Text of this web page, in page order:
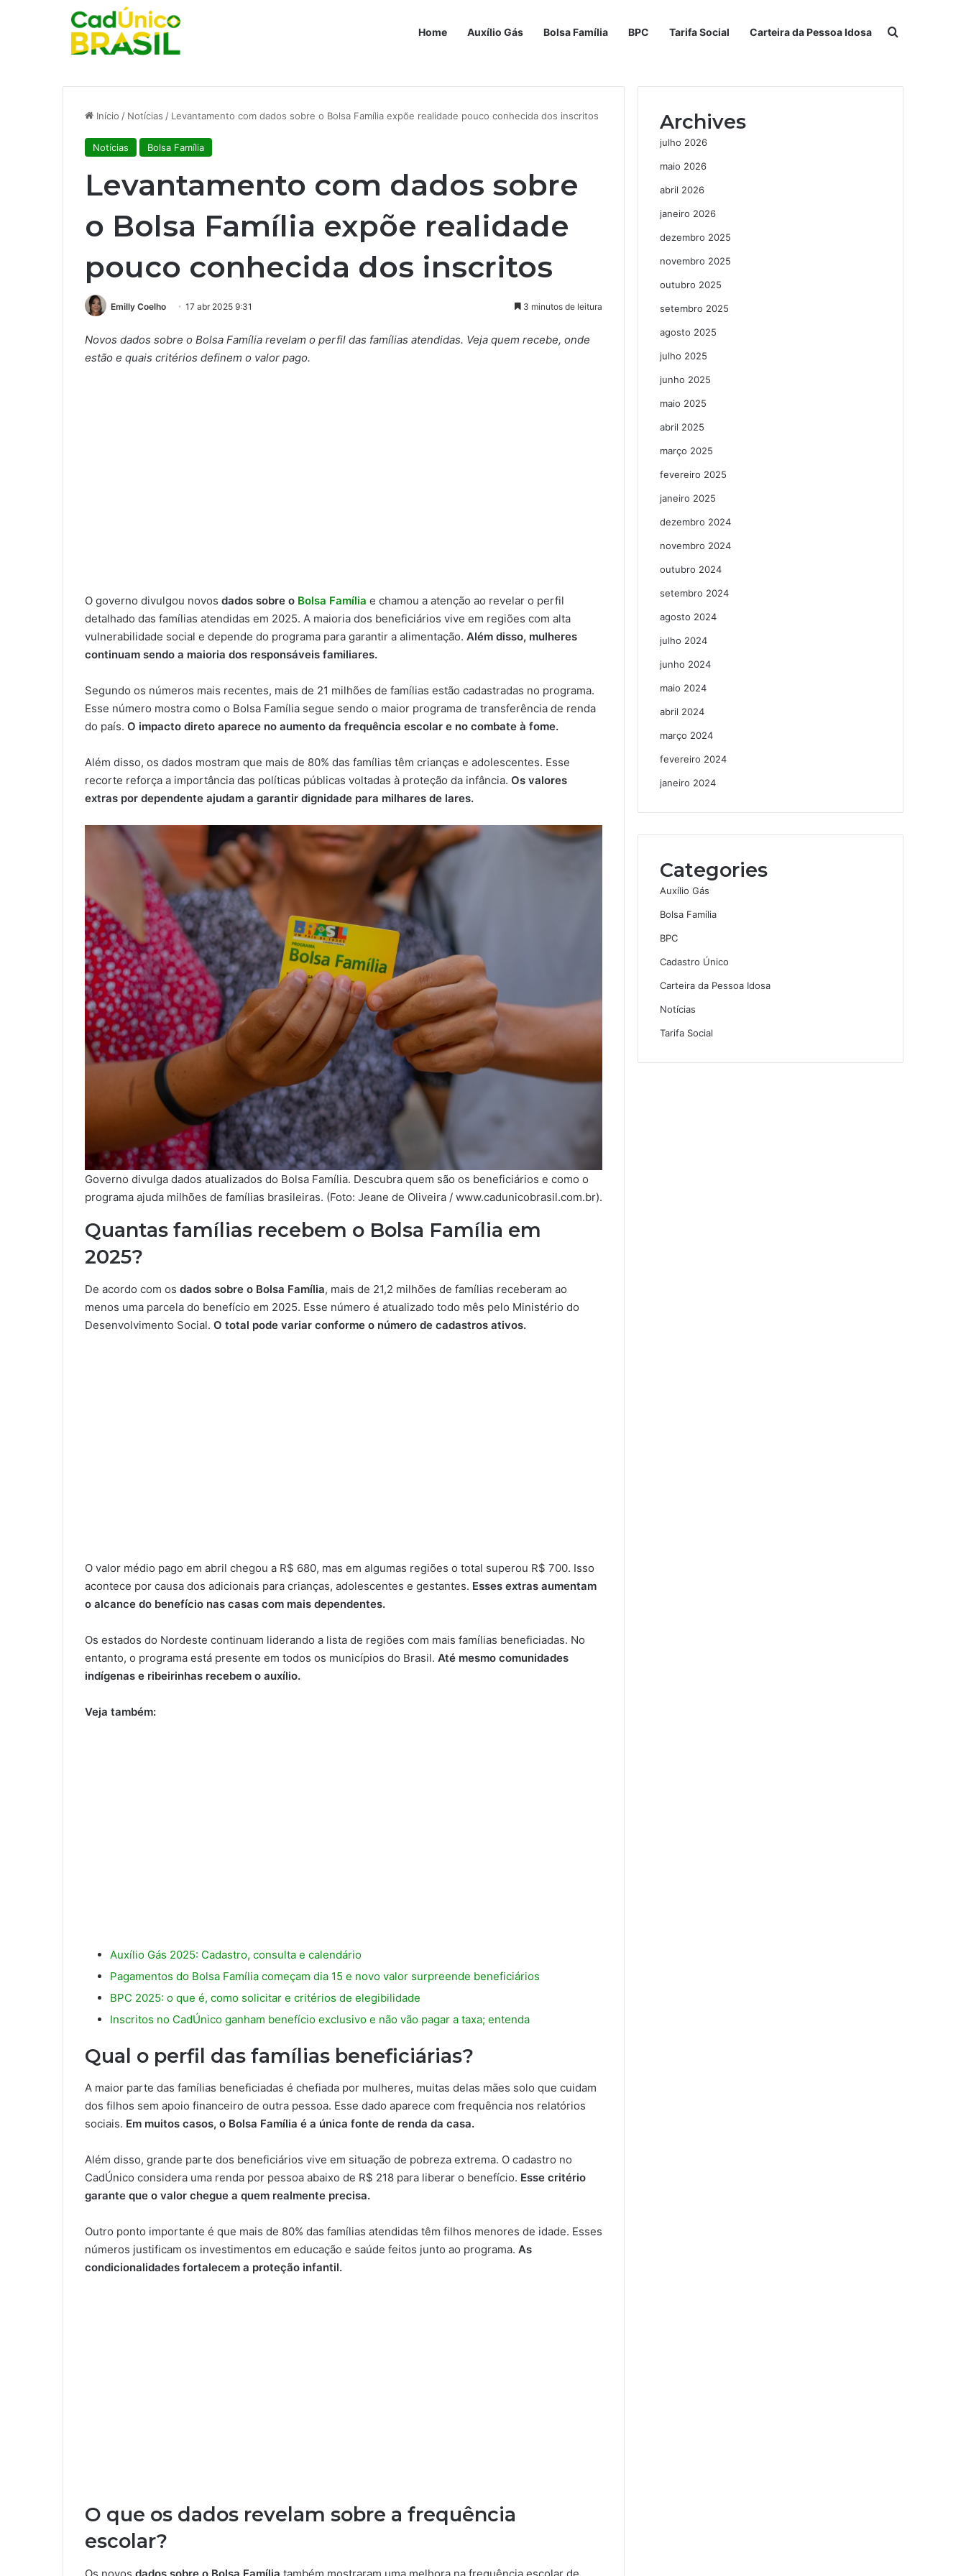
Home Auxílio Gás Bolsa Família BPC Tarifa Social Carteira da Pessoa Idosa Procurar por
Início / Notícias / Levantamento com dados sobre o Bolsa Família expõe realidade pouco conhecida dos inscritos
Notícias Bolsa Família
Levantamento com dados sobre
o Bolsa Família expõe realidade
pouco conhecida dos inscritos
Emilly Coelho 17 abr 2025 9:31 3 minutos de leitura
Novos dados sobre o Bolsa Família revelam o perfil das famílias atendidas. Veja quem recebe, onde
estão e quais critérios definem o valor pago.
O governo divulgou novos dados sobre o Bolsa Família e chamou a atenção ao revelar o perfil
detalhado das famílias atendidas em 2025. A maioria dos beneficiários vive em regiões com alta
vulnerabilidade social e depende do programa para garantir a alimentação. Além disso, mulheres
continuam sendo a maioria dos responsáveis familiares.
Segundo os números mais recentes, mais de 21 milhões de famílias estão cadastradas no programa.
Esse número mostra como o Bolsa Família segue sendo o maior programa de transferência de renda
do país. O impacto direto aparece no aumento da frequência escolar e no combate à fome.
Além disso, os dados mostram que mais de 80% das famílias têm crianças e adolescentes. Esse
recorte reforça a importância das políticas públicas voltadas à proteção da infância. Os valores
extras por dependente ajudam a garantir dignidade para milhares de lares.
Governo divulga dados atualizados do Bolsa Família. Descubra quem são os beneficiários e como o
programa ajuda milhões de famílias brasileiras. (Foto: Jeane de Oliveira / www.cadunicobrasil.com.br).
Quantas famílias recebem o Bolsa Família em
2025?
De acordo com os dados sobre o Bolsa Família, mais de 21,2 milhões de famílias receberam ao
menos uma parcela do benefício em 2025. Esse número é atualizado todo mês pelo Ministério do
Desenvolvimento Social. O total pode variar conforme o número de cadastros ativos.
O valor médio pago em abril chegou a R$ 680, mas em algumas regiões o total superou R$ 700. Isso
acontece por causa dos adicionais para crianças, adolescentes e gestantes. Esses extras aumentam
o alcance do benefício nas casas com mais dependentes.
Os estados do Nordeste continuam liderando a lista de regiões com mais famílias beneficiadas. No
entanto, o programa está presente em todos os municípios do Brasil. Até mesmo comunidades
indígenas e ribeirinhas recebem o auxílio.
Veja também:
Auxílio Gás 2025: Cadastro, consulta e calendário
Pagamentos do Bolsa Família começam dia 15 e novo valor surpreende beneficiários
BPC 2025: o que é, como solicitar e critérios de elegibilidade
Inscritos no CadÚnico ganham benefício exclusivo e não vão pagar a taxa; entenda
Qual o perfil das famílias beneficiárias?
A maior parte das famílias beneficiadas é chefiada por mulheres, muitas delas mães solo que cuidam
dos filhos sem apoio financeiro de outra pessoa. Esse dado aparece com frequência nos relatórios
sociais. Em muitos casos, o Bolsa Família é a única fonte de renda da casa.
Além disso, grande parte dos beneficiários vive em situação de pobreza extrema. O cadastro no
CadÚnico considera uma renda por pessoa abaixo de R$ 218 para liberar o benefício. Esse critério
garante que o valor chegue a quem realmente precisa.
Outro ponto importante é que mais de 80% das famílias atendidas têm filhos menores de idade. Esses
números justificam os investimentos em educação e saúde feitos junto ao programa. As
condicionalidades fortalecem a proteção infantil.
O que os dados revelam sobre a frequência
escolar?
Archives
julho 2026
maio 2026
abril 2026
janeiro 2026
dezembro 2025
novembro 2025
outubro 2025
setembro 2025
agosto 2025
julho 2025
junho 2025
maio 2025
abril 2025
março 2025
fevereiro 2025
janeiro 2025
dezembro 2024
novembro 2024
outubro 2024
setembro 2024
agosto 2024
julho 2024
junho 2024
maio 2024
abril 2024
março 2024
fevereiro 2024
janeiro 2024
Categories
Auxílio Gás
Bolsa Família
BPC
Cadastro Único
Carteira da Pessoa Idosa
Notícias
Tarifa Social